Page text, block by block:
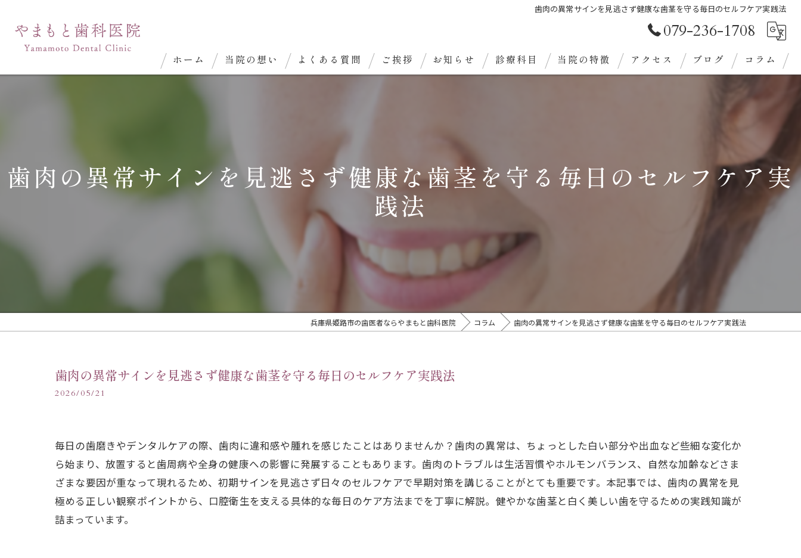
歯肉の異常サインを見逃さず健康な歯茎を守る毎日のセルフケア実践法
079-236-1708
ホーム 当院の想い よくある質問 ご挨拶 お知らせ 診療科目 当院の特徴
ホワイトニング
アクセス ブログ コラム
歯肉の異常サインを見逃さず健康な歯茎を守る毎日のセルフケア実
践法
兵庫県姫路市の歯医者ならやまもと歯科医院 コラム 歯肉の異常サインを見逃さず健康な歯茎を守る毎日のセルフケア実践法
歯肉の異常サインを見逃さず健康な歯茎を守る毎日のセルフケア実践法
2026/05/21
毎日の歯磨きやデンタルケアの際、歯肉に違和感や腫れを感じたことはありませんか？歯肉の異常は、ちょっとした白い部分や出血など些細な変化か
ら始まり、放置すると歯周病や全身の健康への影響に発展することもあります。歯肉のトラブルは生活習慣やホルモンバランス、自然な加齢などさま
ざまな要因が重なって現れるため、初期サインを見逃さず日々のセルフケアで早期対策を講じることがとても重要です。本記事では、歯肉の異常を見
極める正しい観察ポイントから、口腔衛生を支える具体的な毎日のケア方法までを丁寧に解説。健やかな歯茎と白く美しい歯を守るための実践知識が
詰まっています。